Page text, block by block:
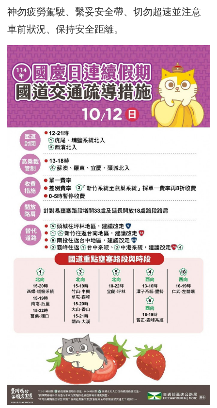
神勿疲勞駕駛、繫妥安全帶、切勿超速並注意
車前狀況、保持安全距離。